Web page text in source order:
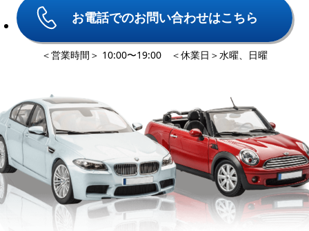
お電話でのお問い合わせはこちら
＜営業時間＞ 10:00〜19:00 ＜休業日＞水曜、日曜